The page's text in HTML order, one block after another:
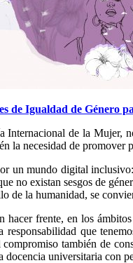
de Igualdad de Género
de la Mujer,
necesidad de promover
un mundo digital
no existan sesgos de
de la humanidad, se
frente, en los
que
también de
universitaria con